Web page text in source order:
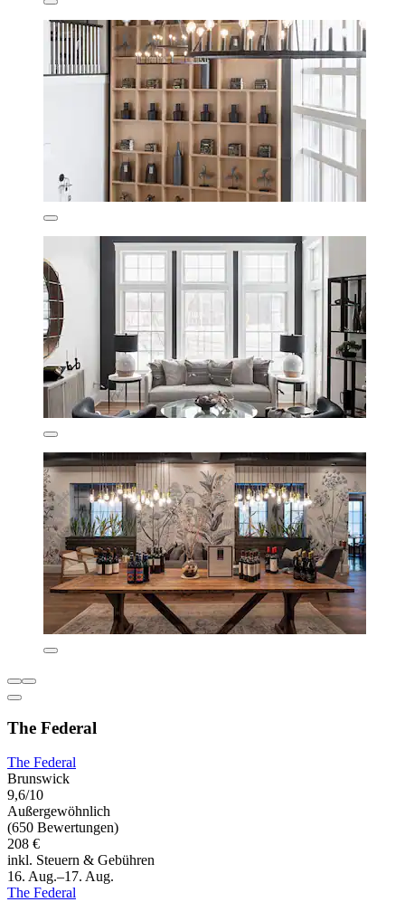
The Federal
The Federal
Brunswick
9,6/10
Außergewöhnlich
(650 Bewertungen)
208 €
inkl. Steuern & Gebühren
16. Aug.–17. Aug.
The Federal